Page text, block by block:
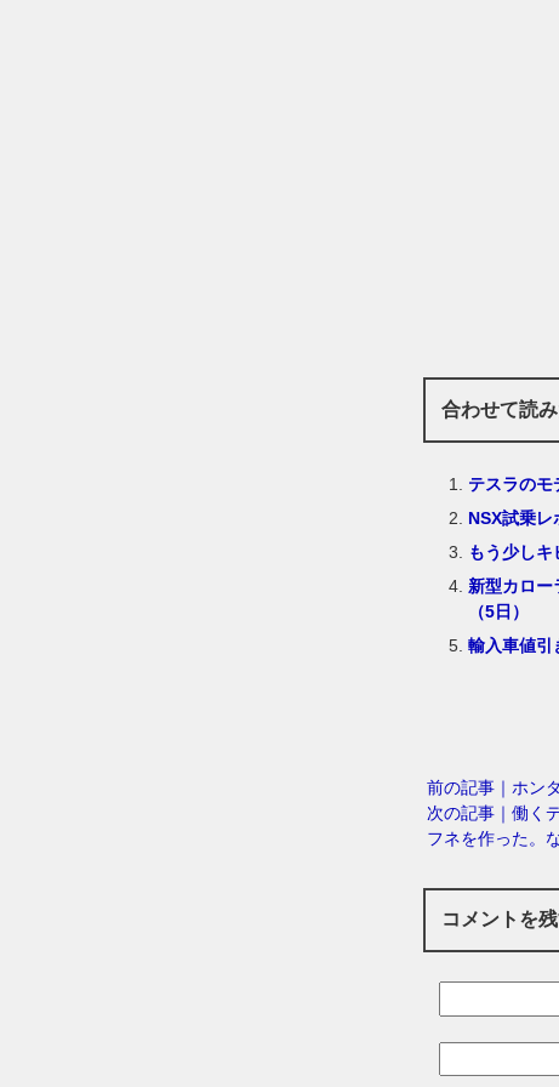
合わせて読
テスラのモ
NSX試乗レ
もう少しキ
新型カロ
（5日）
輸入車値引
前の記事｜ホン
次の記事｜働く
フネを作った。
コメントを